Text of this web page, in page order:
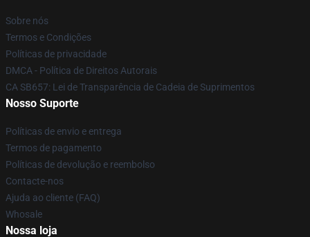
Sobre nós
Termos e Condições
Políticas de privacidade
DMCA - Política de Direitos Autorais
CA SB657: Lei de Transparência de Cadeia de Suprimentos
Nosso Suporte
Políticas de envio e entrega
Termos de pagamento
Políticas de devolução e reembolso
Contacte-nos
Ajuda ao cliente (FAQ)
Whosale
Nossa loja